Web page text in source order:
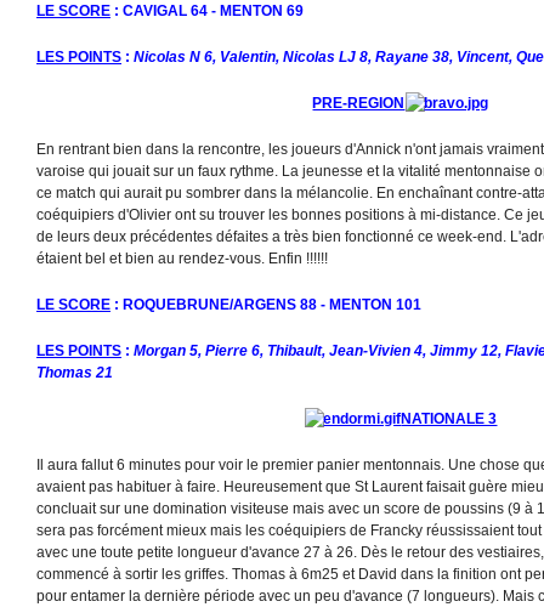
LE SCORE : CAVIGAL 64 - MENTON 69
LES POINTS : Nicolas N 6, Valentin, Nicolas LJ 8, Rayane 38, Vincent,
PRE-REGION
En rentrant bien dans la rencontre, les joueurs d'Annick n'ont jamais
varoise qui jouait sur un faux rythme. La jeunesse et la vitalité mentonnaise
ce match qui aurait pu sombrer dans la mélancolie. En enchaînant contre-
coéquipiers d'Olivier ont su trouver les bonnes positions à mi-distance. Ce
de leurs deux précédentes défaites a très bien fonctionné ce week-end.
étaient bel et bien au rendez-vous. Enfin !!!!!!
LE SCORE : ROQUEBRUNE/ARGENS 88 - MENTON 101
LES POINTS : Morgan 5, Pierre 6, Thibault, Jean-Vivien 4, Jimmy 12,
Thomas 21
NATIONALE 3
Il aura fallut 6 minutes pour voir le premier panier mentonnais. Une chose
avaient pas habituer à faire. Heureusement que St Laurent faisait guère
concluait sur une domination visiteuse mais avec un score de poussins (9 à
sera pas forcément mieux mais les coéquipiers de Francky réussissaient
avec une toute petite longueur d'avance 27 à 26. Dès le retour des
commencé à sortir les griffes. Thomas à 6m25 et David dans la finition ont
pour entamer la dernière période avec un peu d'avance (7 longueurs). Mais